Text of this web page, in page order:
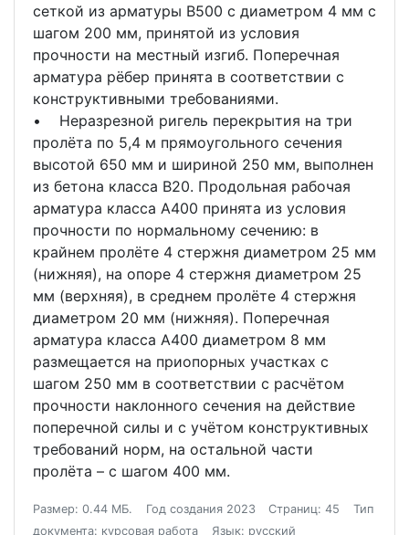
сеткой из арматуры В500 с диаметром 4 мм с
шагом 200 мм, принятой из условия
прочности на местный изгиб. Поперечная
арматура рёбер принята в соответствии с
конструктивными требованиями.
• Неразрезной ригель перекрытия на три
пролёта по 5,4 м прямоугольного сечения
высотой 650 мм и шириной 250 мм, выполнен
из бетона класса В20. Продольная рабочая
арматура класса А400 принята из условия
прочности по нормальному сечению: в
крайнем пролёте 4 стержня диаметром 25 мм
(нижняя), на опоре 4 стержня диаметром 25
мм (верхняя), в среднем пролёте 4 стержня
диаметром 20 мм (нижняя). Поперечная
арматура класса А400 диаметром 8 мм
размещается на приопорных участках с
шагом 250 мм в соответствии с расчётом
прочности наклонного сечения на действие
поперечной силы и с учётом конструктивных
требований норм, на остальной части
пролёта – с шагом 400 мм.
Размер: 0.44 МБ. Год создания 2023 Страниц: 45
Тип
документа: курсовая работа
Язык: русский